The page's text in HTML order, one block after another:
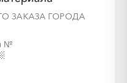
ЗАКАЗА ГОРОДА
№